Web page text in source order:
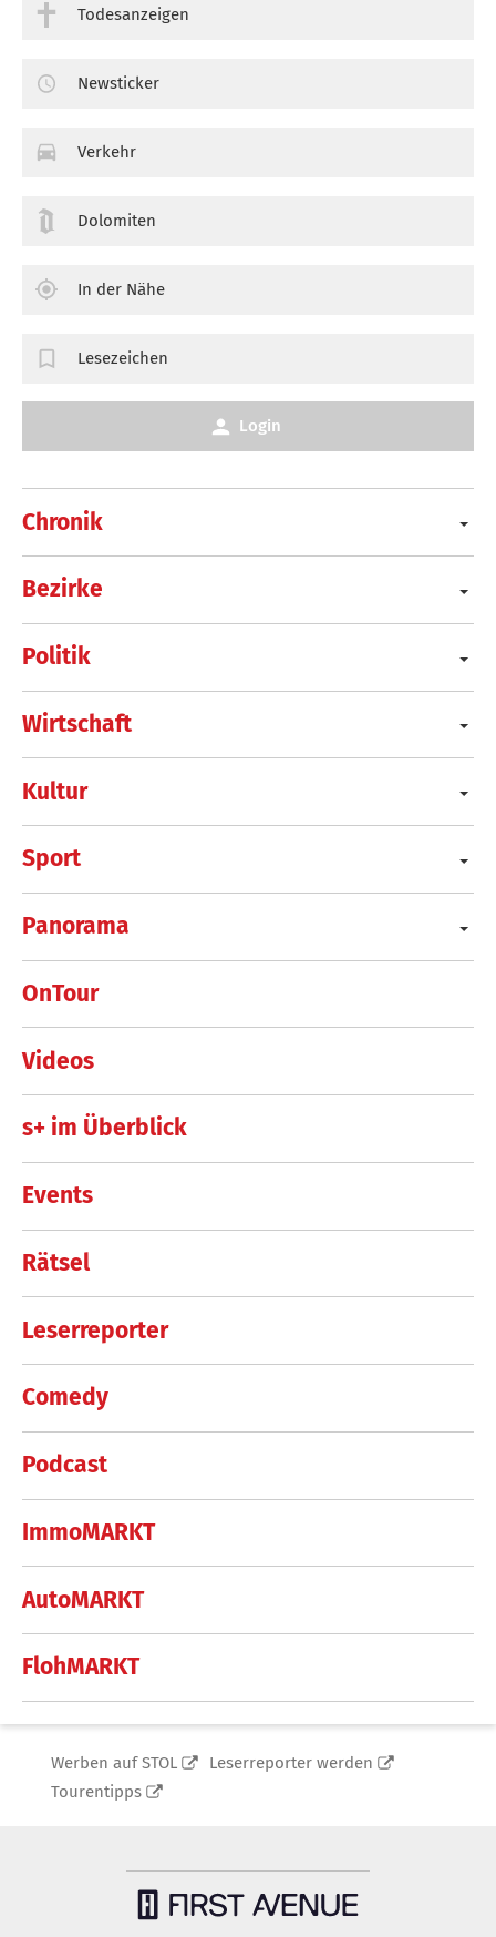
Chronik
Bezirke
Politik
Wirtschaft
Kultur
Sport
Panorama
OnTour
Videos
s+ im Überblick
Events
Rätsel
Leserreporter
Comedy
Podcast
ImmoMARKT
AutoMARKT
FlohMARKT
Todesanzeigen
Newsticker
Verkehr
Dolomiten
In der Nähe
Lesezeichen
Login
Werben auf STOL
Leserreporter werden
Tourentipps